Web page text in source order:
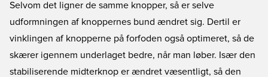
Selvom det ligner de samme knopper, så er selve
udformningen af knoppernes bund ændret sig. Dertil er
vinklingen af knopperne på forfoden også optimeret, så de
skærer igennem underlaget bedre, når man løber. Især den
stabiliserende midterknop er ændret væsentligt, så den